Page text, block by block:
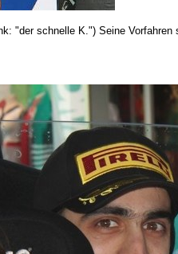
"der schnelle K.") Seine